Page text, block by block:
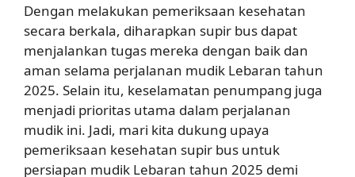
Dengan melakukan pemeriksaan kesehatan
secara berkala, diharapkan supir bus dapat
menjalankan tugas mereka dengan baik dan
aman selama perjalanan mudik Lebaran tahun
2025. Selain itu, keselamatan penumpang juga
menjadi prioritas utama dalam perjalanan
mudik ini. Jadi, mari kita dukung upaya
pemeriksaan kesehatan supir bus untuk
persiapan mudik Lebaran tahun 2025 demi